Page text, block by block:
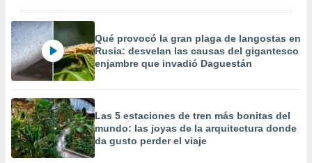
crear un
la
contenido
medir el
de la
Qué provocó la gran plaga de langostas en
Rusia: desvelan las causas del gigantesco
enjambre que invadió Daguestán
Las 5 estaciones de tren más bonitas del
mundo: las joyas de la arquitectura donde
da gusto perder el viaje